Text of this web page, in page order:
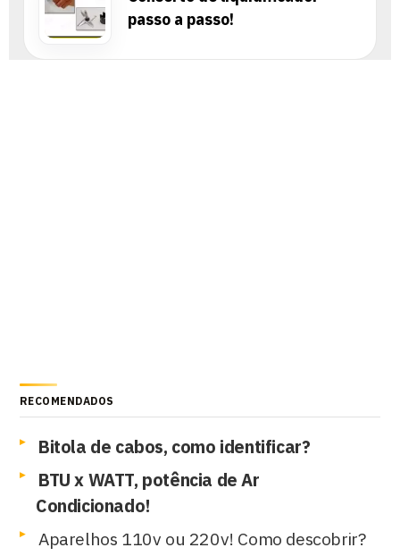
passo a passo!
RECOMENDADOS
Bitola de cabos, como identificar?
BTU x WATT, potência de Ar
Condicionado!
Aparelhos 110v ou 220v! Como descobrir?